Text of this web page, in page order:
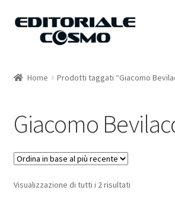
Vai
Vai
Carrello
Il mio account
Home Prodotti taggati “Giacomo
Giacomo
Visualizzazione di tutti i 2 risultati